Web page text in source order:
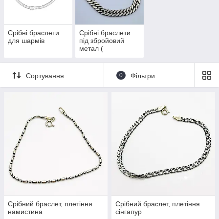
Срібні браслети
для шармів
Срібні браслети
під збройовий
метал (
покриття)
Сортування
0 Фільтри
Срібний браслет, плетіння
намистина
Срібний браслет, плетіння
сінгапур